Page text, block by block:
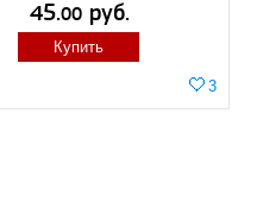
3
45.00 руб.
Купить